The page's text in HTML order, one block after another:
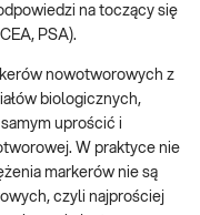
na toczący się
PSA).
nowotworowych z
biologicznych,
uprościć i
W praktyce nie
markerów nie są
czyli najprościej